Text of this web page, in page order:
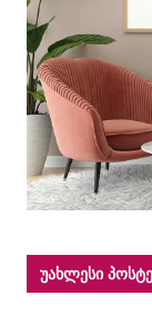
ᲣᲐᲮᲚᲔᲡᲘ